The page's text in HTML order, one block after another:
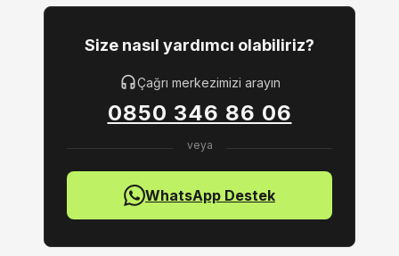
Size nasıl yardımcı olabiliriz?
Çağrı merkezimizi arayın
0850 346 86 06
WhatsApp Destek